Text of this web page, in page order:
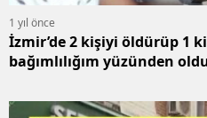
1 yıl önce
İzmir’de 2 kişiyi öldürüp 1
bağımlılığım yüzünden